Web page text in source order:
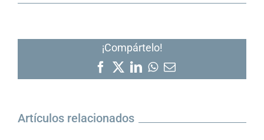
¡Compártelo!
Facebook
X LinkedIn
WhatsApp
Correo
electrónico
Artículos relacionados